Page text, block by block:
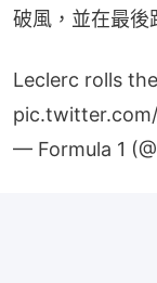
破風，並在最後
Leclerc rolls
— Formula 1